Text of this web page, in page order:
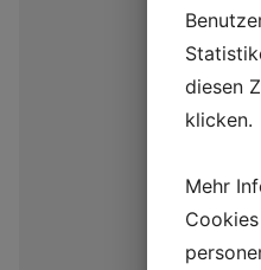
diesen
klicken.
Mehr